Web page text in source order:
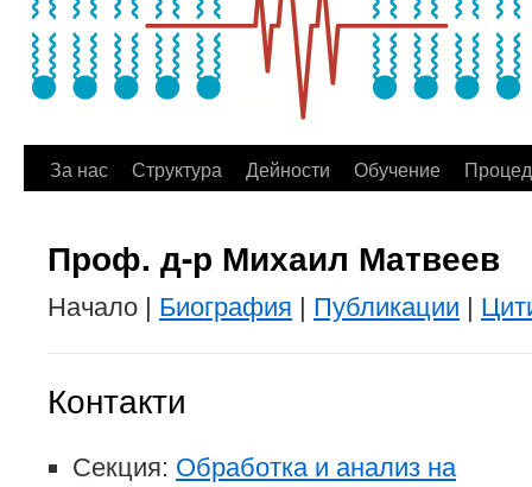
За нас Структура Дейности Обучение
Проф. д-р Михаил Матвеев
Начало | Биография | Публикации |
Контакти
Секция: Обработка и анализ на